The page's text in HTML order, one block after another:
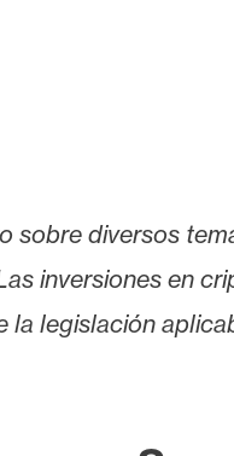
diversos
inversiones en
legislación